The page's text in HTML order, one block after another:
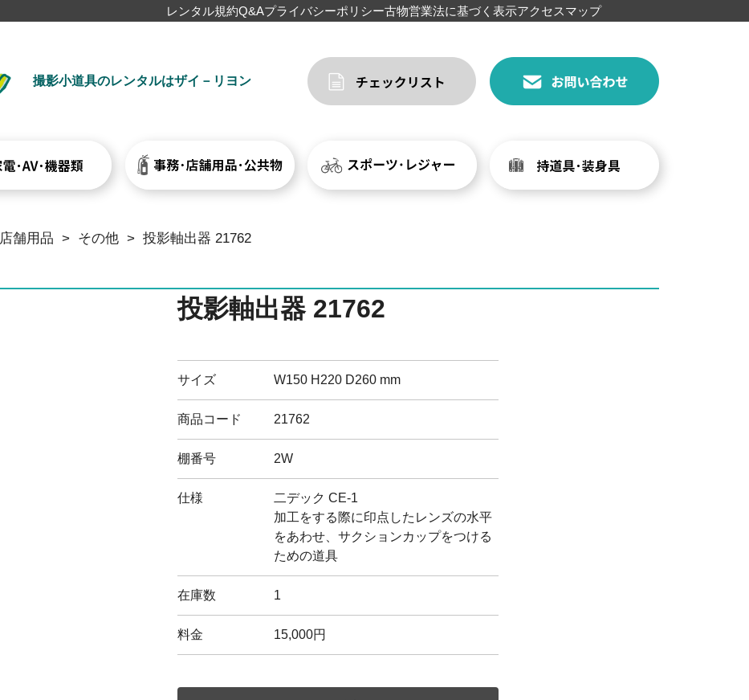
レンタル規約Q&Aプライバシーポリシー古物営業法に基づく表示アクセスマップ
撮影小道具のレンタルはザイ－リヨン
店舗用品 > その他 > 投影軸出器 21762
投影軸出器 21762
サイズ W150 H220 D260 mm
商品コード 21762
棚番号 2W
仕様
二デック CE-1
加工をする際に印点したレンズの水平
をあわせ、サクションカップをつける
ための道具
在庫数 1
料金 15,000円